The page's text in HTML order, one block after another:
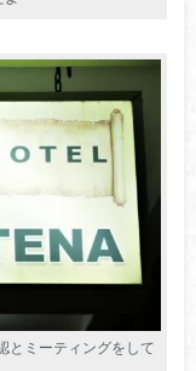
とミーティングをして